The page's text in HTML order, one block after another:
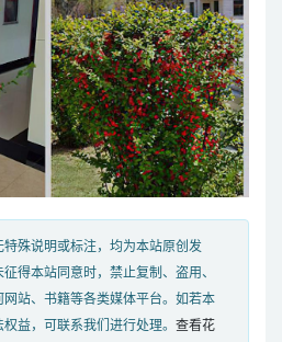
殊说明或标注，均为本站原创发
得本站同意时，禁止复制、盗用、
站、书籍等各类媒体平台。如若本
益，可联系我们进行处理。 查看花